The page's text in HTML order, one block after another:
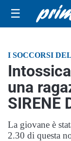
☰
I SOCCORSI
una
SIRENE
La giovane è
2.30 di questa